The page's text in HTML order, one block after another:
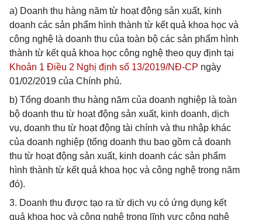
a) Doanh thu hàng năm từ hoạt động sản xuất, kinh
doanh các sản phẩm hình thành từ kết quả khoa học và
công nghệ là doanh thu của toàn bộ các sản phẩm hình
thành từ kết quả khoa học công nghệ theo quy định tại
Khoản 1 Điều 2 Nghị định số 13/2019/NĐ-CP ngày
01/02/2019 của Chính phủ.
b) Tổng doanh thu hàng năm của doanh nghiệp là toàn
bộ doanh thu từ hoạt động sản xuất, kinh doanh, dịch
vụ, doanh thu từ hoạt động tài chính và thu nhập khác
của doanh nghiệp (tổng doanh thu bao gồm cả doanh
thu từ hoạt động sản xuất, kinh doanh các sản phẩm
hình thành từ kết quả khoa học và công nghệ trong năm
đó).
3. Doanh thu được tạo ra từ dịch vụ có ứng dụng kết
quả khoa học và công nghệ trong lĩnh vực công nghệ